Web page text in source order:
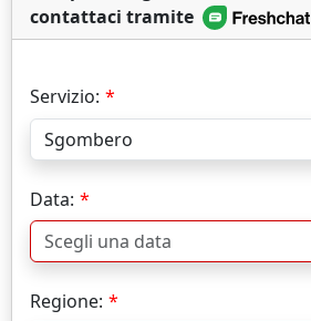
contattaci tramite
Servizio:
Data:
Regione: